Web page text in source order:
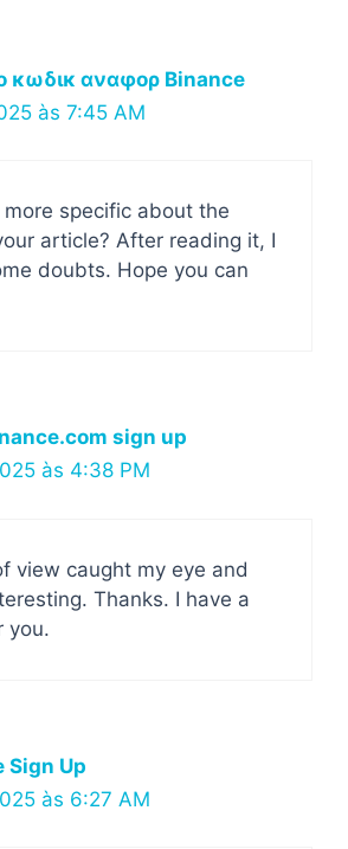
κωδικ αναφορ Binance
às 7:45 AM
more specific about the
article? After reading it, I
doubts. Hope you can
sign up
às 4:38 PM
view caught my eye and
Thanks. I have a
you.
Sign Up
às 6:27 AM